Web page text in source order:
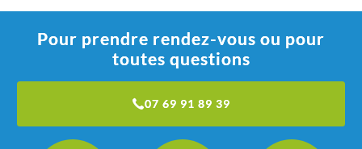
Pour prendre rendez-vous ou pour
toutes questions
07 69 91 89 39